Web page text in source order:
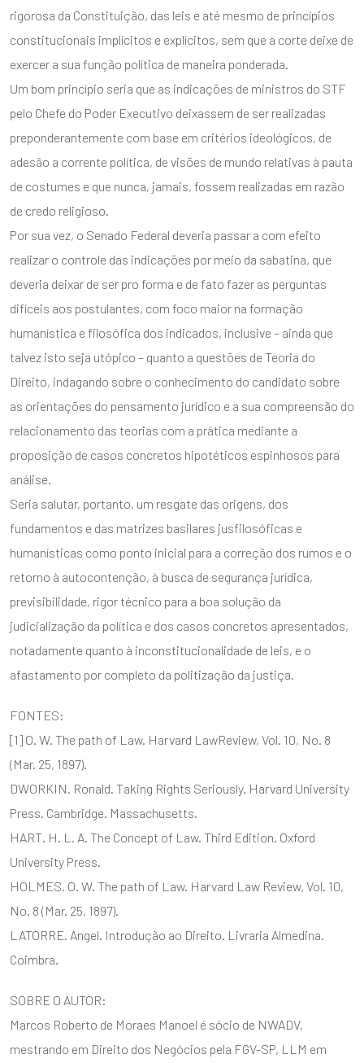
rigorosa da Constituição, das leis e até mesmo de princípios
constitucionais implícitos e explícitos, sem que a corte deixe de
exercer a sua função política de maneira ponderada.
Um bom princípio seria que as indicações de ministros do STF
pelo Chefe do Poder Executivo deixassem de ser realizadas
preponderantemente com base em critérios ideológicos, de
adesão a corrente política, de visões de mundo relativas à pauta
de costumes e que nunca, jamais, fossem realizadas em razão
de credo religioso.
Por sua vez, o Senado Federal deveria passar a com efeito
realizar o controle das indicações por meio da sabatina, que
deveria deixar de ser pro forma e de fato fazer as perguntas
difíceis aos postulantes, com foco maior na formação
humanística e filosófica dos indicados, inclusive – ainda que
talvez isto seja utópico – quanto a questões de Teoria do
Direito, indagando sobre o conhecimento do candidato sobre
as orientações do pensamento jurídico e a sua compreensão do
relacionamento das teorias com a prática mediante a
proposição de casos concretos hipotéticos espinhosos para
análise.
Seria salutar, portanto, um resgate das origens, dos
fundamentos e das matrizes basilares jusfilosóficas e
humanísticas como ponto inicial para a correção dos rumos e o
retorno à autocontenção, à busca de segurança jurídica,
previsibilidade, rigor técnico para a boa solução da
judicialização da política e dos casos concretos apresentados,
notadamente quanto à inconstitucionalidade de leis, e o
afastamento por completo da politização da justiça.
FONTES:
[1] O. W. The path of Law. Harvard LawReview, Vol. 10, No. 8
(Mar. 25, 1897).
DWORKIN. Ronald. Taking Rights Seriously. Harvard University
Press. Cambridge. Massachusetts.
HART. H. L. A. The Concept of Law. Third Edition. Oxford
University Press.
HOLMES. O. W. The path of Law. Harvard Law Review, Vol. 10,
No. 8 (Mar. 25, 1897).
LATORRE. Angel. Introdução ao Direito. Livraria Almedina.
Coimbra.
SOBRE O AUTOR:
Marcos Roberto de Moraes Manoel é sócio de NWADV,
mestrando em Direito dos Negócios pela FGV-SP, LLM em